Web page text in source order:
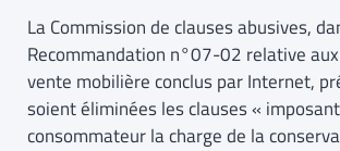
La Commission de clauses abusives,
Recommandation n°07-02 relative
vente mobilière conclus par Internet,
soient éliminées les clauses «
consommateur la charge de la